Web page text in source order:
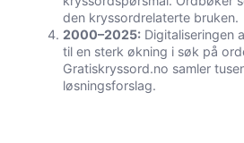
den kryssordrelaterte bruken.
2000–2025: Digitaliseringen
til en sterk økning i søk på
Gratiskryssord.no samler
løsningsforslag.